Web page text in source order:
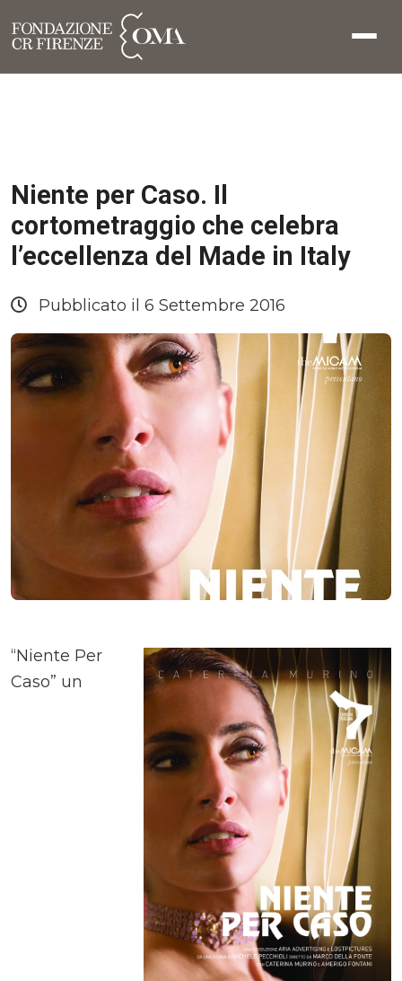
Niente per Caso. Il
cortometraggio che celebra
l’eccellenza del Made in Italy
Pubblicato il 6 Settembre 2016
“Niente Per
Caso” un